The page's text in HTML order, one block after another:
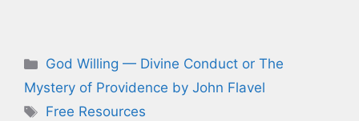
Categories
God Willing — Divine Conduct or The
Mystery of Providence by John Flavel
Tags
Free Resources